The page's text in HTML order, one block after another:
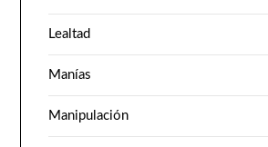
Lealtad
Manías
Manipulación